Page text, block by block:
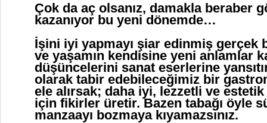
Çok da aç olsanız, damakla beraber
kazanıyor bu yeni dönemde…
İşini iyi yapmayı şiar edinmiş gerçek
ve yaşamın kendisine yeni anlamlar
düşüncelerini sanat eserlerine
olarak tabir edebileceğimiz bir
ele alırsak; daha iyi, lezzetli ve
için fikirler üretir. Bazen tabağı öyle
manzaayı bozmaya kıyamazsınız.